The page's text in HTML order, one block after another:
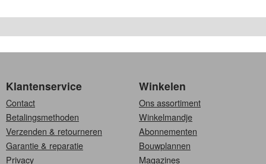
Klantenservice
Contact
Betalingsmethoden
Verzenden & retourneren
Garantie & reparatie
Privacy
Winkelen
Ons assortiment
Winkelmandje
Abonnementen
Bouwplannen
Magazines